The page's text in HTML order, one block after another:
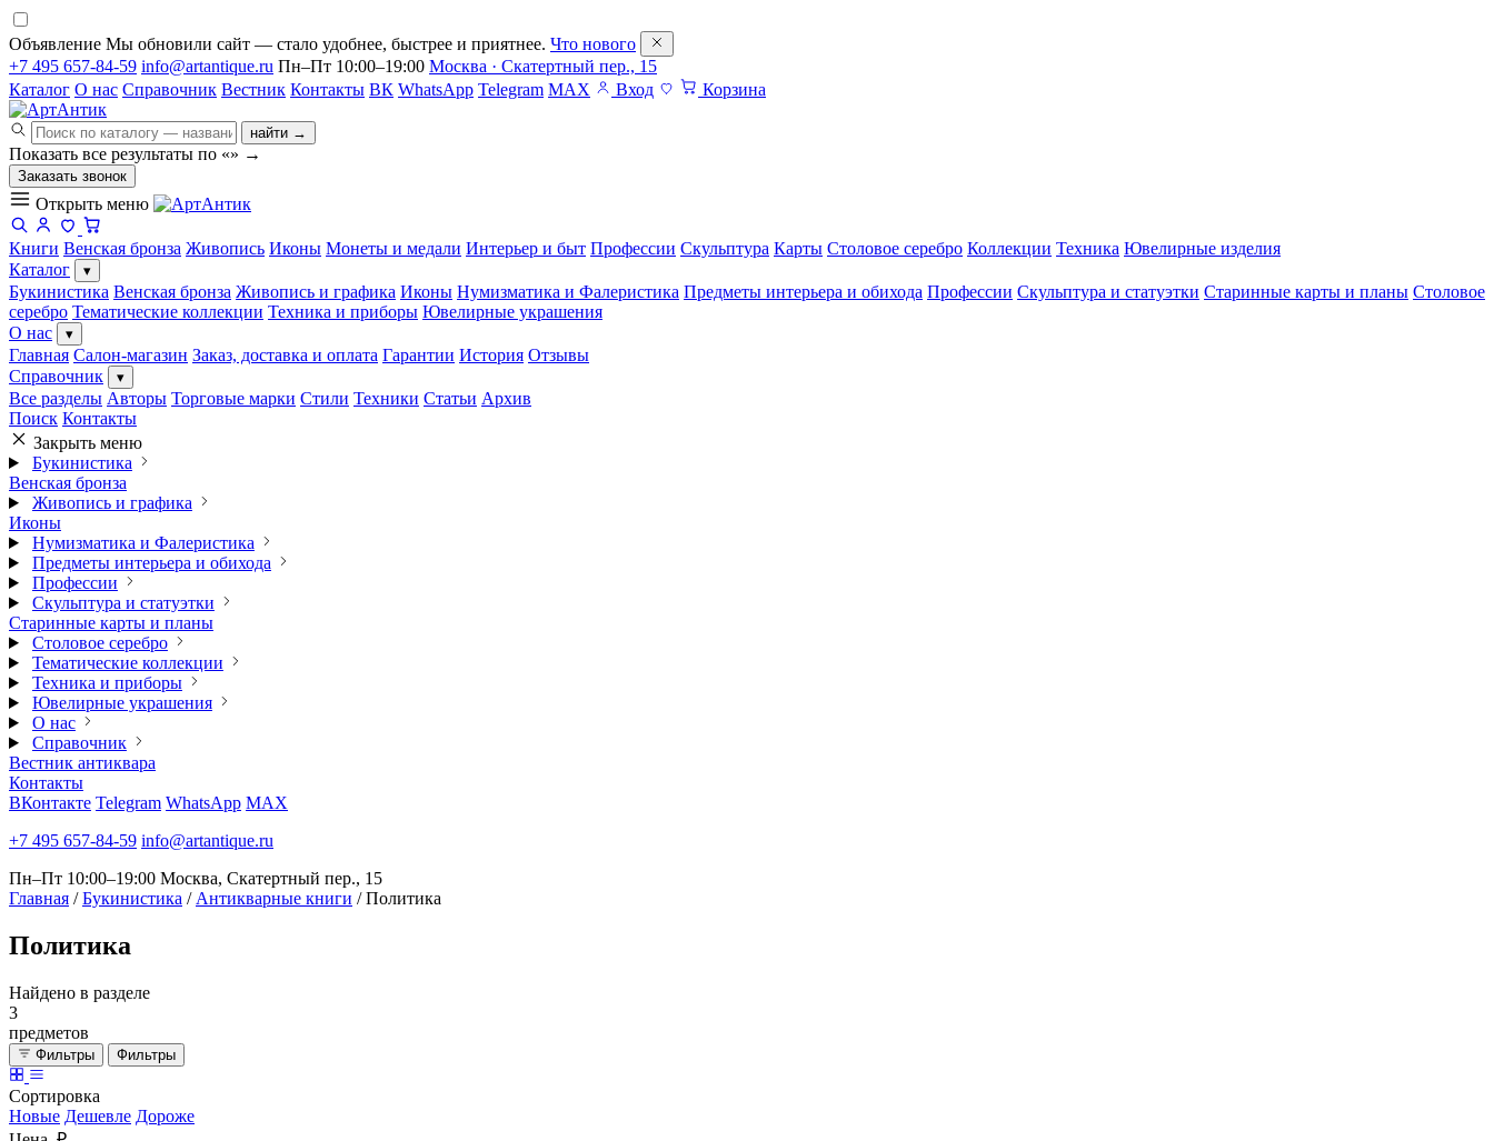
Объявление Мы обновили сайт — стало удобнее, быстрее и приятнее. Что нового
+7 495 657-84-59 info@artantique.ru Пн–Пт 10:00–19:00 Москва · Скатертный пер., 15
Каталог О нас Справочник Вестник Контакты ВК WhatsApp Telegram MAX Вход Корзина
найти →
Показать все результаты по «» →
Заказать звонок
Открыть меню
Книги Венская бронза Живопись Иконы Монеты и медали Интерьер и быт Профессии Скульптура Карты Столовое серебро Коллекции Техника Ювелирные изделия
Каталог
▾
Букинистика Венская бронза Живопись и графика Иконы Нумизматика и Фалеристика Предметы интерьера и обихода Профессии Скульптура и статуэтки Старинные карты и планы Столовое
серебро Тематические коллекции Техника и приборы Ювелирные украшения
О нас
▾
Главная Салон-магазин Заказ, доставка и оплата Гарантии История Отзывы
Справочник
▾
Все разделы Авторы Торговые марки Стили Техники Статьи Архив
Поиск Контакты
Закрыть меню
Букинистика
Венская бронза
Живопись и графика
Иконы
Нумизматика и Фалеристика
Предметы интерьера и обихода
Профессии
Скульптура и статуэтки
Старинные карты и планы
Столовое серебро
Тематические коллекции
Техника и приборы
Ювелирные украшения
О нас
Справочник
Вестник антиквара
Контакты
ВКонтакте Telegram WhatsApp MAX
+7 495 657-84-59 info@artantique.ru
Пн–Пт 10:00–19:00 Москва, Скатертный пер., 15
Главная / Букинистика / Антикварные книги / Политика
Политика
Найдено в разделе
3
предметов
Фильтры Фильтры
Сортировка
Новые Дешевле Дороже